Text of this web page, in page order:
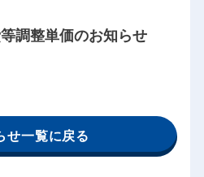
調整単価のお知らせ
せ一覧に戻る